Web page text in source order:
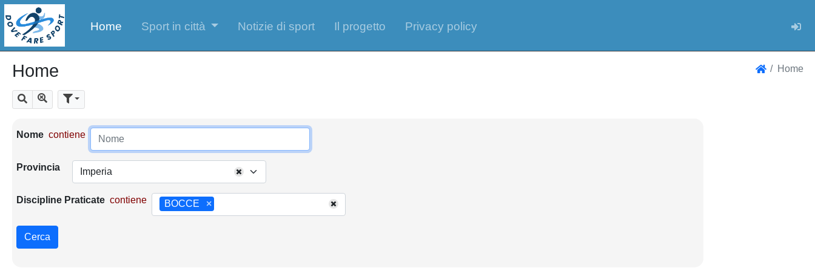
Home Sport in città Notizie di sport Il progetto Privacy policy
Home Home
Cerca Mostra tutti i risultati
Parametri di ricerca
Nome contiene
Provincia Imperia
Discipline Praticate contiene ×
BOCCE
Cerca